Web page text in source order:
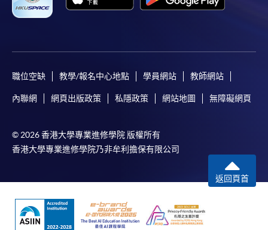
職位空缺 教學/報名中心地點 學員網站 教師網站
內聯網 網頁出版政策 私隱政策 網站地圖 無障礙網頁
© 2026 香港大學專業進修學院 版權所有
香港大學專業進修學院乃非牟利擔保有限公司
返回頁首